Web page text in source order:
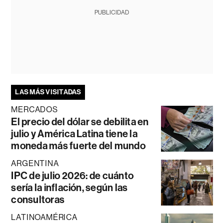
PUBLICIDAD
LAS MÁS VISITADAS
MERCADOS
El precio del dólar se debilita en
julio y América Latina tiene la
moneda más fuerte del mundo
ARGENTINA
IPC de julio 2026: de cuánto
sería la inflación, según las
consultoras
LATINOAMÉRICA